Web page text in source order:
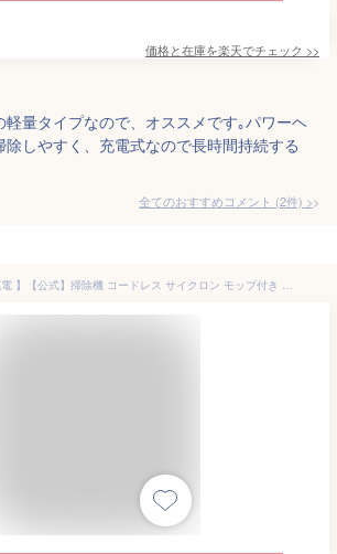
価格と在庫を楽天でチェック >>
量タイプなので、オススメです｡パワーヘ
除しやすく、充電式なので長時間持続する
全てのおすすめコメント (2件) >
【 置くだけで充電 】【公式】掃除機 コードレス サイクロン モップ付き 静電モップ 2way 送料無料 ハンディ クリーナー スティッククリーナー 軽量 充電式 吸引力 自走式 SCD-122PM-W ホワイト アイリスオーヤマ[安心延長保証対象]